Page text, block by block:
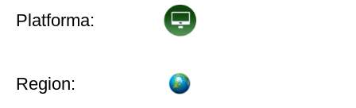
Platforma:
Region: